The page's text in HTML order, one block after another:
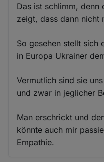
Das ist schlimm, denn
zeigt, dass dann nicht
So gesehen stellt sich
in Europa Ukrainer
Vermutlich sind sie
und zwar in jeglicher
Man erschrickt und
könnte auch mir
Empathie.